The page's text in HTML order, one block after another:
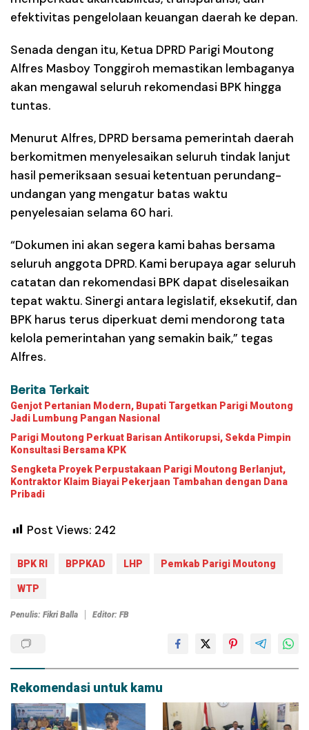
efektivitas pengelolaan keuangan daerah ke depan.
Senada dengan itu, Ketua DPRD Parigi Moutong
Alfres Masboy Tonggiroh memastikan lembaganya
akan mengawal seluruh rekomendasi BPK hingga
tuntas.
Menurut Alfres, DPRD bersama pemerintah daerah
berkomitmen menyelesaikan seluruh tindak lanjut
hasil pemeriksaan sesuai ketentuan perundang-
undangan yang mengatur batas waktu
penyelesaian selama 60 hari.
“Dokumen ini akan segera kami bahas bersama
seluruh anggota DPRD. Kami berupaya agar seluruh
catatan dan rekomendasi BPK dapat diselesaikan
tepat waktu. Sinergi antara legislatif, eksekutif, dan
BPK harus terus diperkuat demi mendorong tata
kelola pemerintahan yang semakin baik,” tegas
Alfres.
Berita Terkait
Genjot Pertanian Modern, Bupati Targetkan Parigi Moutong
Jadi Lumbung Pangan Nasional
Parigi Moutong Perkuat Barisan Antikorupsi, Sekda Pimpin
Konsultasi Bersama KPK
Sengketa Proyek Perpustakaan Parigi Moutong Berlanjut,
Kontraktor Klaim Biayai Pekerjaan Tambahan dengan Dana
Pribadi
Post Views: 242
BPK RI BPPKAD LHP Pemkab Parigi Moutong
WTP
Penulis: Fikri Balla Editor: FB
Rekomendasi untuk kamu